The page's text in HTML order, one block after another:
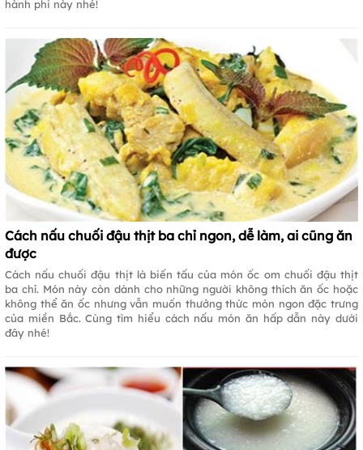
hành phi này nhé!
Cách nấu chuối đậu thịt ba chỉ ngon, dễ làm, ai cũng ăn
được
Cách nấu chuối đậu thịt là biến tấu của món ốc om chuối đậu thịt
ba chỉ. Món này còn dành cho những người không thích ăn ốc hoặc
không thể ăn ốc nhưng vẫn muốn thưởng thức món ngon đặc trưng
của miền Bắc. Cùng tìm hiểu cách nấu món ăn hấp dẫn này dưới
đây nhé!